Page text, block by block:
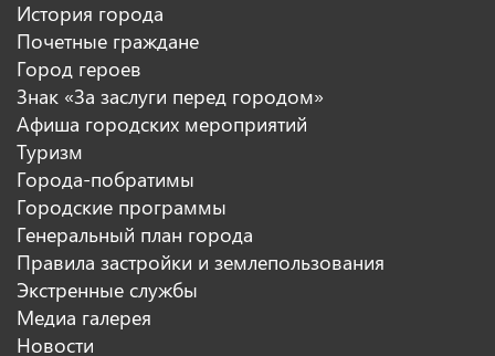
История города
Почетные граждане
Город героев
Знак «За заслуги перед городом»
Афиша городских мероприятий
Туризм
Города-побратимы
Городские программы
Генеральный план города
Правила застройки и землепользования
Экстренные службы
Медиа галерея
Новости